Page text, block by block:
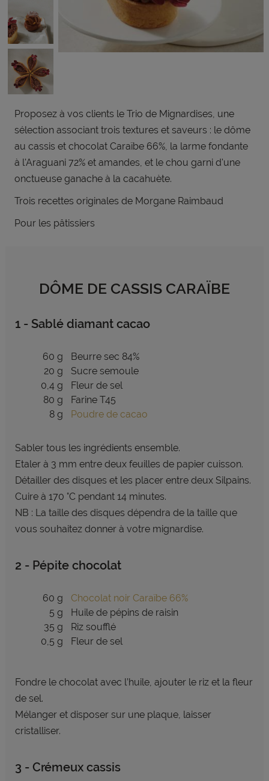
Proposez à vos clients le Trio de Mignardises, une
sélection associant trois textures et saveurs : le dôme
au cassis et chocolat Caraïbe 66%, la larme fondante
à l'Araguani 72% et amandes, et le chou garni d'une
onctueuse ganache à la cacahuète.
Trois recettes originales de Morgane Raimbaud
Pour les pâtissiers
DÔME DE CASSIS CARAÏBE
1 - Sablé diamant cacao
60 g
Beurre sec 84%
20 g
Sucre semoule
0,4 g
Fleur de sel
80 g
Farine T45
8 g
Poudre de cacao
Sabler tous les ingrédients ensemble.
Etaler à 3 mm entre deux feuilles de papier cuisson.
Détailler des disques et les placer entre deux Silpains.
Cuire à 170 °C pendant 14 minutes.
NB : La taille des disques dépendra de la taille que
vous souhaitez donner à votre mignardise.
2 - Pépite chocolat
60 g
Chocolat noir Caraïbe 66%
5 g
Huile de pépins de raisin
35 g
Riz soufflé
0,5 g
Fleur de sel
Fondre le chocolat avec l’huile, ajouter le riz et la fleur
de sel.
Mélanger et disposer sur une plaque, laisser
cristalliser.
3 - Crémeux cassis